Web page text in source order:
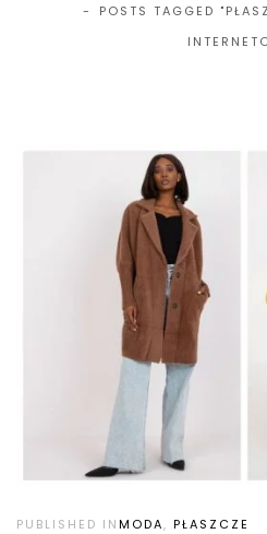
POSTS TAGGED
PUBLISHED INMODA, PŁASZCZE